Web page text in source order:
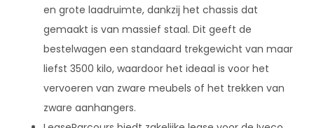
en grote laadruimte, dankzij het chassis dat
gemaakt is van massief staal. Dit geeft de
bestelwagen een standaard trekgewicht van maar
liefst 3500 kilo, waardoor het ideaal is voor het
vervoeren van zware meubels of het trekken van
zware aanhangers.